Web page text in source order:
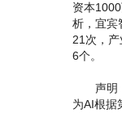
资本
析，宜宾
21次，
6个。
声明：
为AI根据